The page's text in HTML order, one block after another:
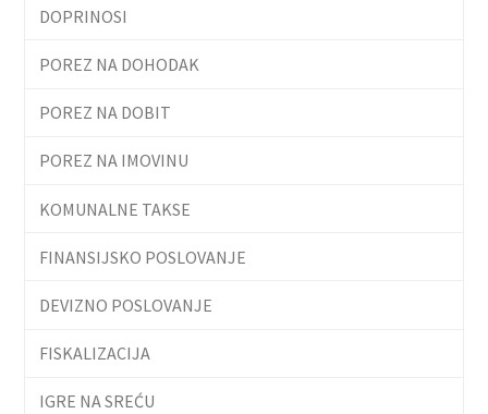
DOPRINOSI
POREZ NA DOHODAK
POREZ NA DOBIT
POREZ NA IMOVINU
KOMUNALNE TAKSE
FINANSIJSKO POSLOVANJE
DEVIZNO POSLOVANJE
FISKALIZACIJA
IGRE NA SREĆU